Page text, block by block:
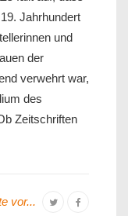
Jahrhundert
und
der
verwehrt war,
des
Zeitschriften
vor...